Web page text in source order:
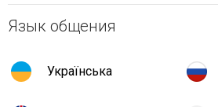
Язык общения
Українська